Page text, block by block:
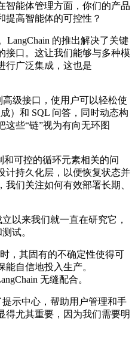
智能体管理方面，你们的产品
提高智能体的可控性？
的推出解决了关键
接口。这让我们能够与多种模
行广泛集成，这也是
级接口，使用户可以轻松使
）和 SQL 问答，同时动态构
些“链”视为有向无环图
可控的循环元素相关的问
计持久化层，以便恢复状态并
们关注如何有效部署长期、
以来我们就一直在研究它，
试。
其固有的不确定性使得可
自信地投入生产。
无缝配合。
示中心，帮助用户管理和手
得尤其重要，因为我们需要明